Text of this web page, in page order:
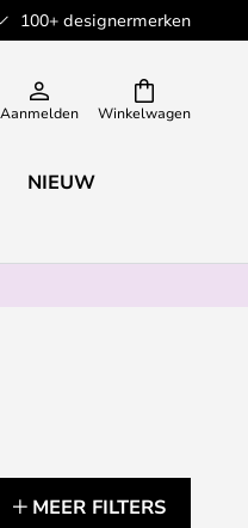
100+ designermerken
Winkelwagen
Aanmelden
NIEUW
MEER FILTERS